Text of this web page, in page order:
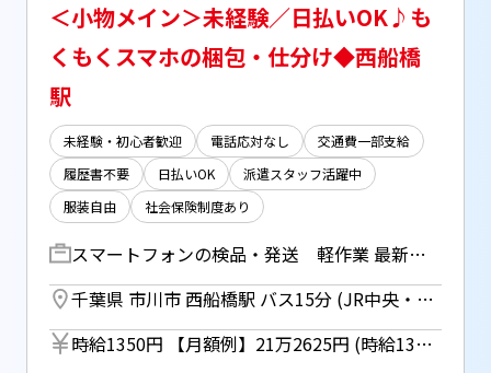
＜小物メイン＞未経験／日払いOK♪も
くもくスマホの梱包・仕分け◆西船橋
駅
未経験・初心者歓迎 電話応対なし
交通費一部支給
履歴書不要
日払いOK
派遣スタッフ活躍中
服装自由
社会保険制度あり
スマートフォンの検品・発送 軽作業 最新のスマートフォンや タブレット、電子時計を扱う 倉庫での軽作業です。 【具体的なお仕事内容】 ・商品の検品チェック ・商品の箱詰め 仕分け ・送り状のシール貼りなど 【未経験でも安心の理由】 扱うものは手のひらサイズの 軽い電子機器がメインです！ 重いものを持ち運ぶような 重労働はありません。 作業手順もシンプルなので、 倉庫でのお仕事が初めての方でも すぐに覚えられます。 ◆建物内は空調完備 暑い季節も快適な環境 ◆途中でのシフト勤務もOK
千葉県 市川市 西船橋駅 バス15分 (JR中央・総武線、京葉線、武蔵野線、東西線、京葉高速鉄道) ／ 二俣新町駅 徒歩15分 (京葉線)
時給1350円 【月額例】21万2625円 (時給1350円×実働7.5h×21日) ※月額例は一例であり、保証するものではありません。 ■日払いOK（所定労働時間の80％迄） ■給与は月1回の銀行振込となりますが、「JOBPAY（ジョブペイ）」の利用で就業当日に給料相当額の一部をセブン銀行や三菱UFJ銀行、コンビニ等のATMから受け取る事が可能です！※受取タイミングは自由だから週1回や月2回などの使い方もOK！ ◎『JOBPAY』はマイページにてカード発行手続き完了後より利用可能です♪ ⇒詳しくはお仕事紹介時に担当者までご相談ください